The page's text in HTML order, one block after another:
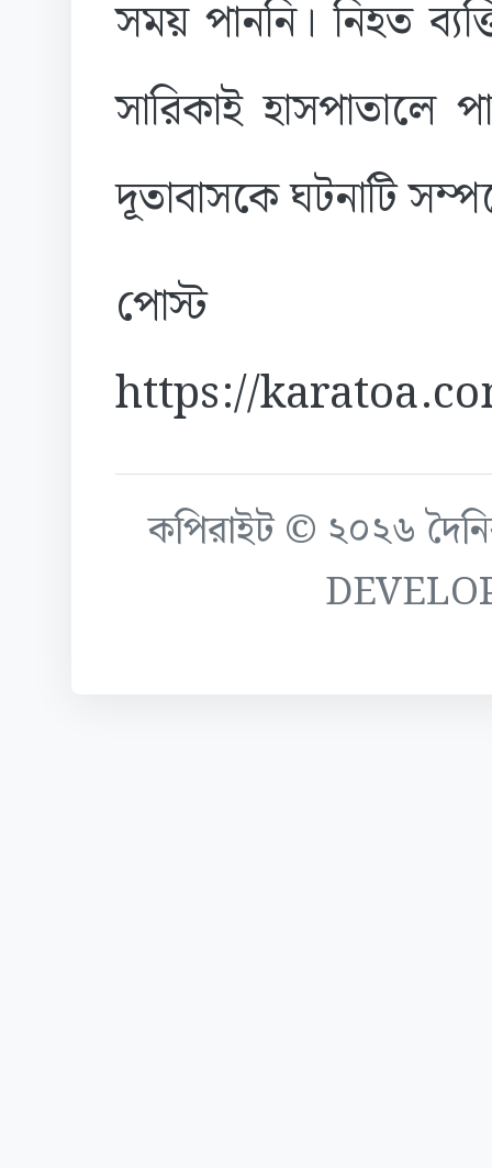
সময় পাননি। নিহত
সারিকাই হাসপাতালে
দূতাবাসকে ঘটনাটি
https://
কপিরাইট © ২০২৬